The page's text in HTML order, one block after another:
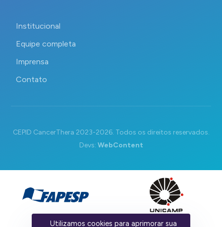
Institucional
Equipe completa
Imprensa
Contato
CEPID CancerThera 2023-2026. Todos os direitos reservados.
Devs: WebContent
Utilizamos cookies para aprimorar sua